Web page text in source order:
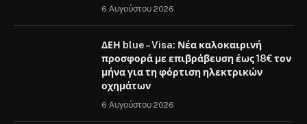
6 Αυγούστου 2026
ΔΕΗ blue – Visa: Νέα καλοκαιρινή
προσφορά με επιβράβευση έως 18€ τον
μήνα για τη φόρτιση ηλεκτρικών
οχημάτων
6 Αυγούστου 2026